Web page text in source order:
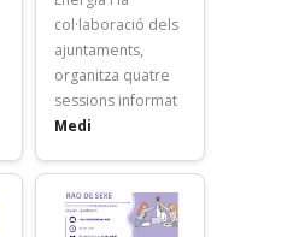
col·laboració dels
ajuntaments,
organitza quatre
sessions informat
Medi